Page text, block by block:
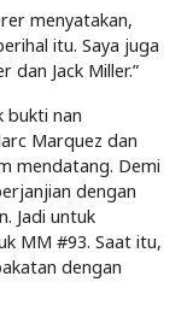
menyatakan,
itu. Saya juga
Jack Miller.”
bukti nan
Marquez dan
mendatang. Demi
dengan
Jadi untuk
MM #93. Saat itu,
dengan